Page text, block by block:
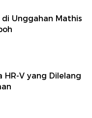
Unggahan Mathis
HR-V yang Dilelang